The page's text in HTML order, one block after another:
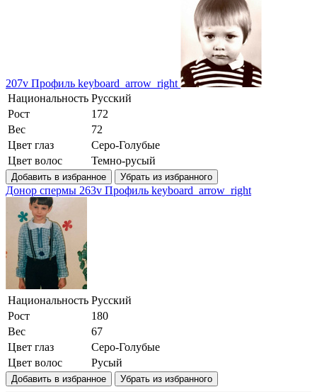
207v Профиль keyboard_arrow_right
Национальность Русский
Рост
172
Вес
72
Цвет глаз
Серо-Голубые
Цвет волос
Темно-русый
Добавить в избранное Убрать из избранного
Донор спермы 263v Профиль keyboard_arrow_right
Национальность Русский
Рост
180
Вес
67
Цвет глаз
Серо-Голубые
Цвет волос
Русый
Добавить в избранное Убрать из избранного